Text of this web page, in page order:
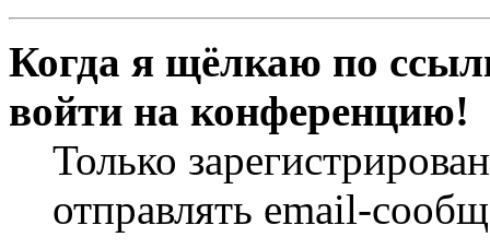
Когда я щёлкаю по
войти на конференцию!
Только
отправлять email-